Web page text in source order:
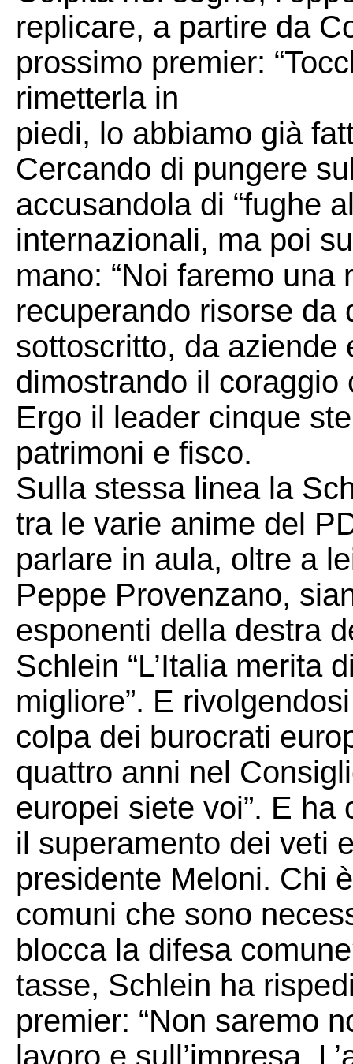
replicare, a partire da
prossimo premier:
rimetterla in
piedi, lo abbiamo già
Cercando di pungere
accusandola di “fughe
internazionali, ma poi
mano: “Noi faremo una
recuperando risorse da
sottoscritto, da aziende
dimostrando il coraggio
Ergo il leader cinque
patrimoni e fisco.
Sulla stessa linea la
tra le varie anime del
parlare in aula, oltre a
Peppe Provenzano,
esponenti della destra
Schlein “L’Italia merita
migliore”. E
colpa dei burocrati
quattro anni nel
europei siete voi”. E ha
il superamento dei veti
presidente Meloni. Chi
comuni che sono
blocca la difesa
tasse, Schlein ha
premier: “Non saremo
lavoro e sull’impresa.